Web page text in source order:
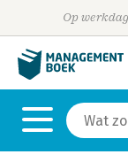
Op